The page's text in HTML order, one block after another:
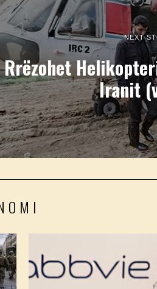
NEXT
Rrëzohet
Iranit